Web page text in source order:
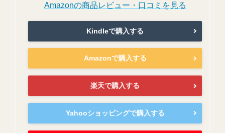
Amazonの商品レビュー・口コミを見る
Kindleで購入する
Amazonで購入する
楽天で購入する
Yahooショッピングで購入する